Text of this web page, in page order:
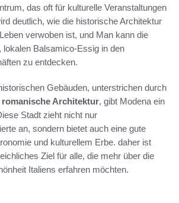
das oft für kulturelle Veranstaltungen
deutlich, wie die historische Architektur
verwoben ist, und Man kann die
lokalen Balsamico-Essig in den
zu entdecken.
Gebäuden, unterstrichen durch
romanische Architektur, gibt Modena ein
Stadt zieht nicht nur
an, sondern bietet auch eine gute
und kulturellem Erbe. daher ist
Ziel für alle, die mehr über die
Italiens erfahren möchten.